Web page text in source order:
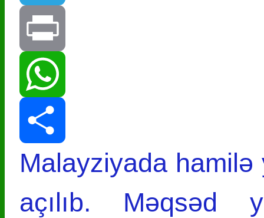
Telegram
Print
WhatsApp
Share
Malayziyada
açılıb. Məqsəd